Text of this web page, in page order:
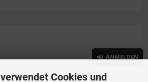
ANMELDEN
Cookies und